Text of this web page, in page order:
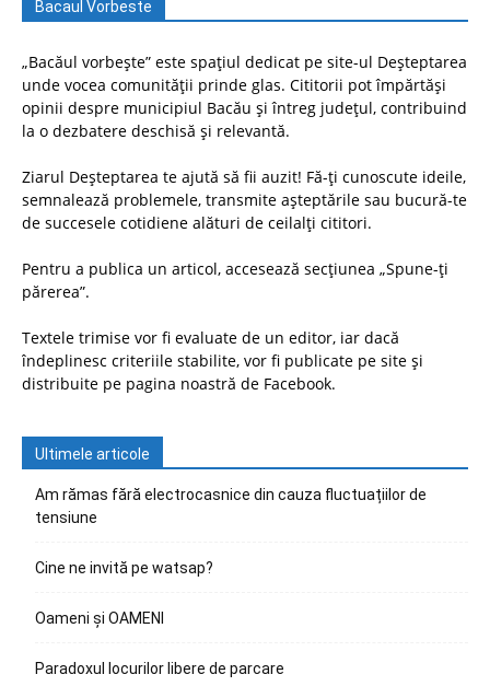
Bacaul Vorbeste
„Bacăul vorbește” este spațiul dedicat pe site-ul Deșteptarea
unde vocea comunității prinde glas. Cititorii pot împărtăși
opinii despre municipiul Bacău și întreg județul, contribuind
la o dezbatere deschisă și relevantă.
Ziarul Deșteptarea te ajută să fii auzit! Fă-ți cunoscute ideile,
semnalează problemele, transmite așteptările sau bucură-te
de succesele cotidiene alături de ceilalți cititori.
Pentru a publica un articol, accesează secțiunea „Spune-ți
părerea”.
Textele trimise vor fi evaluate de un editor, iar dacă
îndeplinesc criteriile stabilite, vor fi publicate pe site și
distribuite pe pagina noastră de Facebook.
Ultimele articole
Am rămas fără electrocasnice din cauza fluctuațiilor de
tensiune
Cine ne invită pe watsap?
Oameni și OAMENI
Paradoxul locurilor libere de parcare